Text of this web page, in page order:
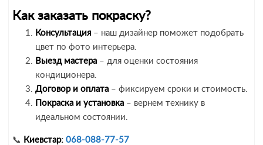
Как заказать покраску?
Консультация – наш дизайнер поможет подобрать
цвет по фото интерьера.
Выезд мастера– для оценки состояния
кондиционера.
Договор и оплата– фиксируем сроки и стоимость.
Покраска и установка– вернем технику в
идеальном состоянии.
📞 Киевстар: 068-088-77-57